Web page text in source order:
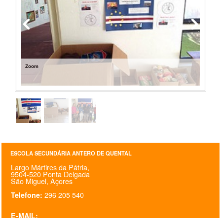
PROFESSORES
ENC. DE EDUCAÇÃO
Zoom
ESCOLA SECUNDÁRIA ANTERO DE QUENTAL
Largo Mártires da Pátria,
9504-520 Ponta Delgada
São Miguel, Açores
Telefone: 296 205 540
E-MAIL: